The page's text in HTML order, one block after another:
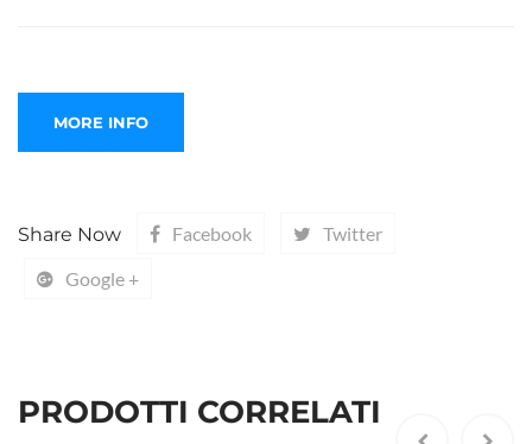
Share Now Facebook
Twitter
Google +
PRODOTTI CORRELATI